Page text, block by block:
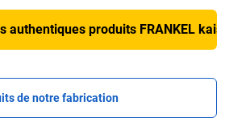
authentiques produits FRANKEL
de notre fabrication